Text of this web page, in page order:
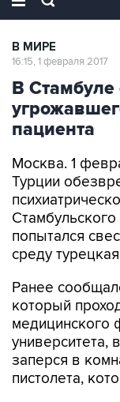
В МИРЕ
16:15, 1 февраля 2017
В Стамбуле
пациента
Москва. 1
Турции
попытался
среду
Ранее
который
медицинского
университета,
заперся в
пистолета,